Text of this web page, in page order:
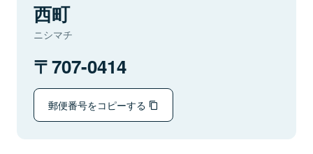
西町
ニシマチ
707-0414
郵便番号をコピーする